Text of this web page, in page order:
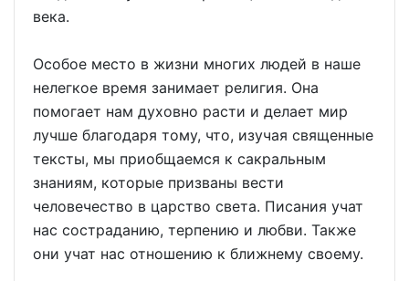
века.
Особое место в жизни многих людей в наше
нелегкое время занимает религия. Она
помогает нам духовно расти и делает мир
лучше благодаря тому, что, изучая священные
тексты, мы приобщаемся к сакральным
знаниям, которые призваны вести
человечество в царство света. Писания учат
нас состраданию, терпению и любви. Также
они учат нас отношению к ближнему своему.